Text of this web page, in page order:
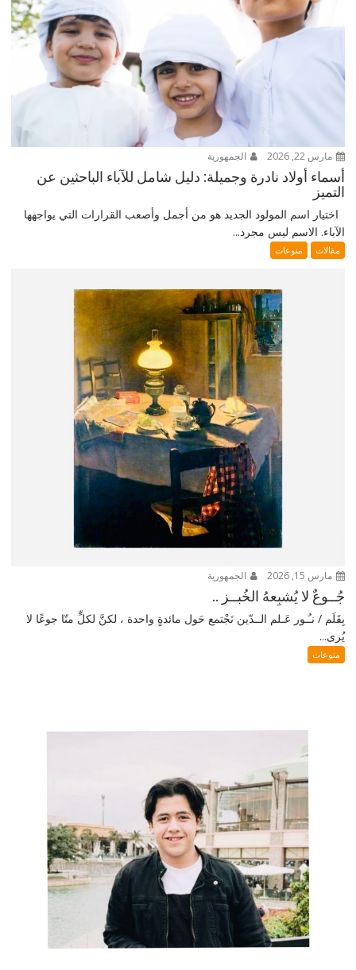
مارس 22, 2026 الجمهورية
أسماء أولاد نادرة وجميلة: دليل شامل للآباء الباحثين عن
التميز
اختيار اسم المولود الجديد هو من أجمل وأصعب القرارات التي يواجهها
الآباء. الاسم ليس مجرد...
مقالات منوعات
مارس 15, 2026 الجمهورية
جُــوعٌ لا يُشبِعهُ الخُبــز ..
بِقَلَم / نـُـور عَـلم الــدّين نَجْتمع حَول مائدةٍ واحدة ، لكنَّ لكلٍّ منّا جوعًا لا
يُرى...
منوعات